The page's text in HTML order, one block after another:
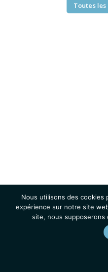
Toutes
Nous utilisons des cookies
expérience sur notre site
site, nous supposerons